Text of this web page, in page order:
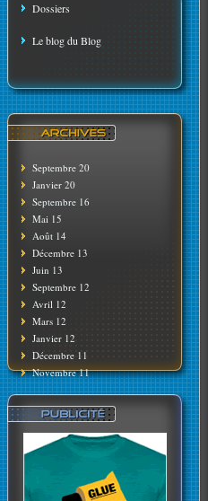
Dossiers
Le blog du Blog
Septembre 20
Janvier 20
Septembre 16
Mai 15
Août 14
Décembre 13
Juin 13
Septembre 12
Avril 12
Mars 12
Janvier 12
Décembre 11
Novembre 11